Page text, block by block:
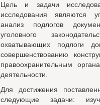
Цель и задачи
исследования являются
анализ подлогов
уголовного
охватывающих подлоги
совершенствованию
правоохранительным
деятельности.
Для достижения
следующие задачи: